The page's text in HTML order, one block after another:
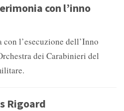
con l’inno
l’esecuzione dell’Inno
dei Carabinieri del
Rigoard